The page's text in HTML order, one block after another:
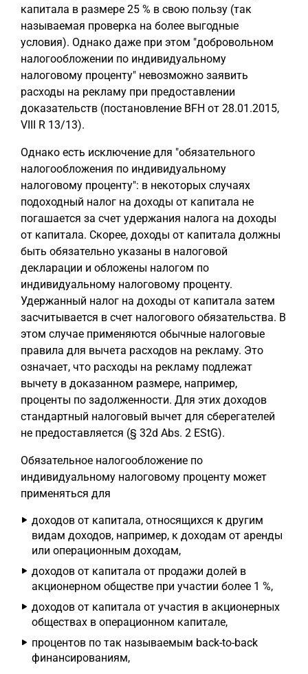
капитала в размере 25 % в свою пользу (так
называемая проверка на более выгодные
условия). Однако даже при этом "добровольном
налогообложении по индивидуальному
налоговому проценту" невозможно заявить
расходы на рекламу при предоставлении
доказательств (постановление BFH от 28.01.2015,
VIII R 13/13).
Однако есть исключение для "обязательного
налогообложения по индивидуальному
налоговому проценту": в некоторых случаях
подоходный налог на доходы от капитала не
погашается за счет удержания налога на доходы
от капитала. Скорее, доходы от капитала должны
быть обязательно указаны в налоговой
декларации и обложены налогом по
индивидуальному налоговому проценту.
Удержанный налог на доходы от капитала затем
засчитывается в счет налогового обязательства. В
этом случае применяются обычные налоговые
правила для вычета расходов на рекламу. Это
означает, что расходы на рекламу подлежат
вычету в доказанном размере, например,
проценты по задолженности. Для этих доходов
стандартный налоговый вычет для сберегателей
не предоставляется (§ 32d Abs. 2 EStG).
Обязательное налогообложение по
индивидуальному налоговому проценту может
применяться для
доходов от капитала, относящихся к другим
видам доходов, например, к доходам от аренды
или операционным доходам,
доходов от капитала от продажи долей в
акционерном обществе при участии более 1 %,
доходов от капитала от участия в акционерных
обществах в операционном капитале,
процентов по так называемым back-to-back
финансированиям,